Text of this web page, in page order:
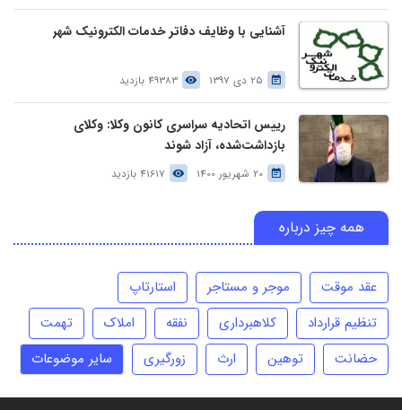
آشنایی با وظایف دفاتر خدمات الکترونیک شهر
25 دی 1397 49383 بازدید
رییس اتحادیه سراسری کانون وکلا: وکلای
بازداشت‌شده، آزاد شوند
20 شهریور 1400 41617 بازدید
همه چیز درباره
عقد موقت موجر و مستاجر
استارتاپ
تنظیم قرارداد
کلاهبرداری نفقه املاک
تهمت
حضانت
توهین ارث زورگیری سایر موضوعات